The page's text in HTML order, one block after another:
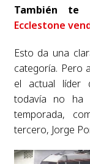
También te
Ecclestone
Esto da una
categoría. Pero
el actual líder
todavía no
temporada,
tercero, Jorge